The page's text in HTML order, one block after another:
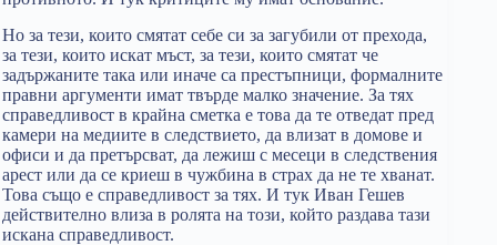
Но за тези, които смятат себе си за загубили от прехода,
за тези, които искат мъст, за тези, които смятат че
задържаните така или иначе са престъпници, формалните
правни аргументи имат твърде малко значение. За тях
справедливост в крайна сметка е това да те отведат пред
камери на медиите в следствието, да влизат в домове и
офиси и да претърсват, да лежиш с месеци в следствения
арест или да се криеш в чужбина в страх да не те хванат.
Това също е справедливост за тях. И тук Иван Гешев
действително влиза в ролята на този, който раздава тази
искана справедливост.